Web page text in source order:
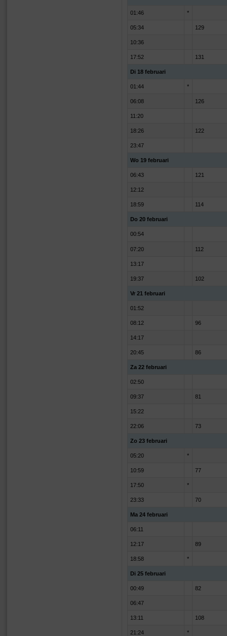
01:46 *
05:34 129
10:36
17:52 131
Di 18 februari
01:44 *
06:08 126
11:20
18:26 122
23:47
Wo 19 februari
06:43 121
12:12
18:59 114
Do 20 februari
00:54
07:20 112
13:17
19:37 102
Vr 21 februari
01:52
08:12 96
14:17
20:45 86
Za 22 februari
02:50
09:37 81
15:22
22:06 73
Zo 23 februari
05:20 *
10:59 77
17:50 *
23:33 70
Ma 24 februari
06:11
12:17 89
18:58 *
Di 25 februari
00:49 82
06:47
13:11 108
21:24 *